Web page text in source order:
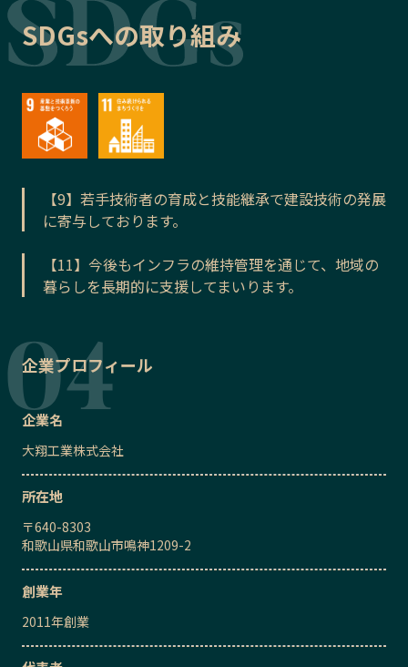
SDGsへの取り組み
【9】若手技術者の育成と技能継承で建設技術の発展
に寄与しております。
【11】今後もインフラの維持管理を通じて、地域の
暮らしを長期的に支援してまいります。
企業プロフィール
企業名
大翔工業株式会社
所在地
〒640-8303
和歌山県和歌山市鳴神1209-2
創業年
2011年創業